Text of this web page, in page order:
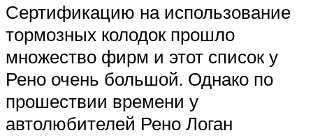
Сертификацию на использование
тормозных колодок прошло
множество фирм и этот список у
Рено очень большой. Однако по
прошествии времени у
автолюбителей Рено Логан